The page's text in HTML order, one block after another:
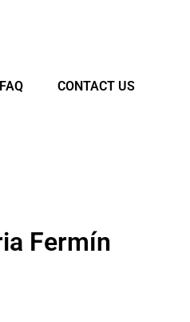
FAQ CONTACT US
Fermín